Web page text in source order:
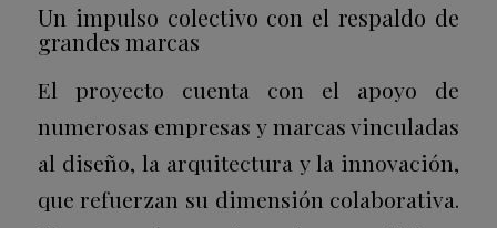
Un impulso colectivo con el respaldo de
grandes marcas
El proyecto cuenta con el apoyo de
numerosas empresas y marcas vinculadas
al diseño, la arquitectura y la innovación,
que refuerzan su dimensión colaborativa.